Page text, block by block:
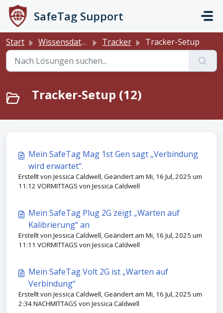
Zum hauptsächlichen Inhalt gehen
SafeTag Support
Start Wissensdatenbank Tracker Tracker-Setup
Tracker-Setup (12)
Mein SafeTag Mag 1st Gen sagt „Verbindung
wird erwartet“.
Erstellt von Jessica Caldwell, Geändert am Mi, 16 Jul, 2025 um
11:12 VORMITTAGS von Jessica Caldwell
Mein SafeTag Plug 2G zeigt „Warten auf
Kalibrierung“ an
Erstellt von Jessica Caldwell, Geändert am Mi, 16 Jul, 2025 um
11:11 VORMITTAGS von Jessica Caldwell
Mein SafeTag Volt 2G ist „Warten auf
Verbindung“
Erstellt von Jessica Caldwell, Geändert am Mi, 16 Jul, 2025 um
2:34 NACHMITTAGS von Jessica Caldwell